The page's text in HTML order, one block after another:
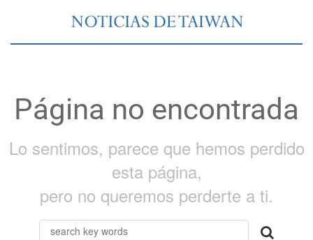
Página no encontrada
Lo sentimos, parece que hemos perdido
esta página,
pero no queremos perderte a ti.